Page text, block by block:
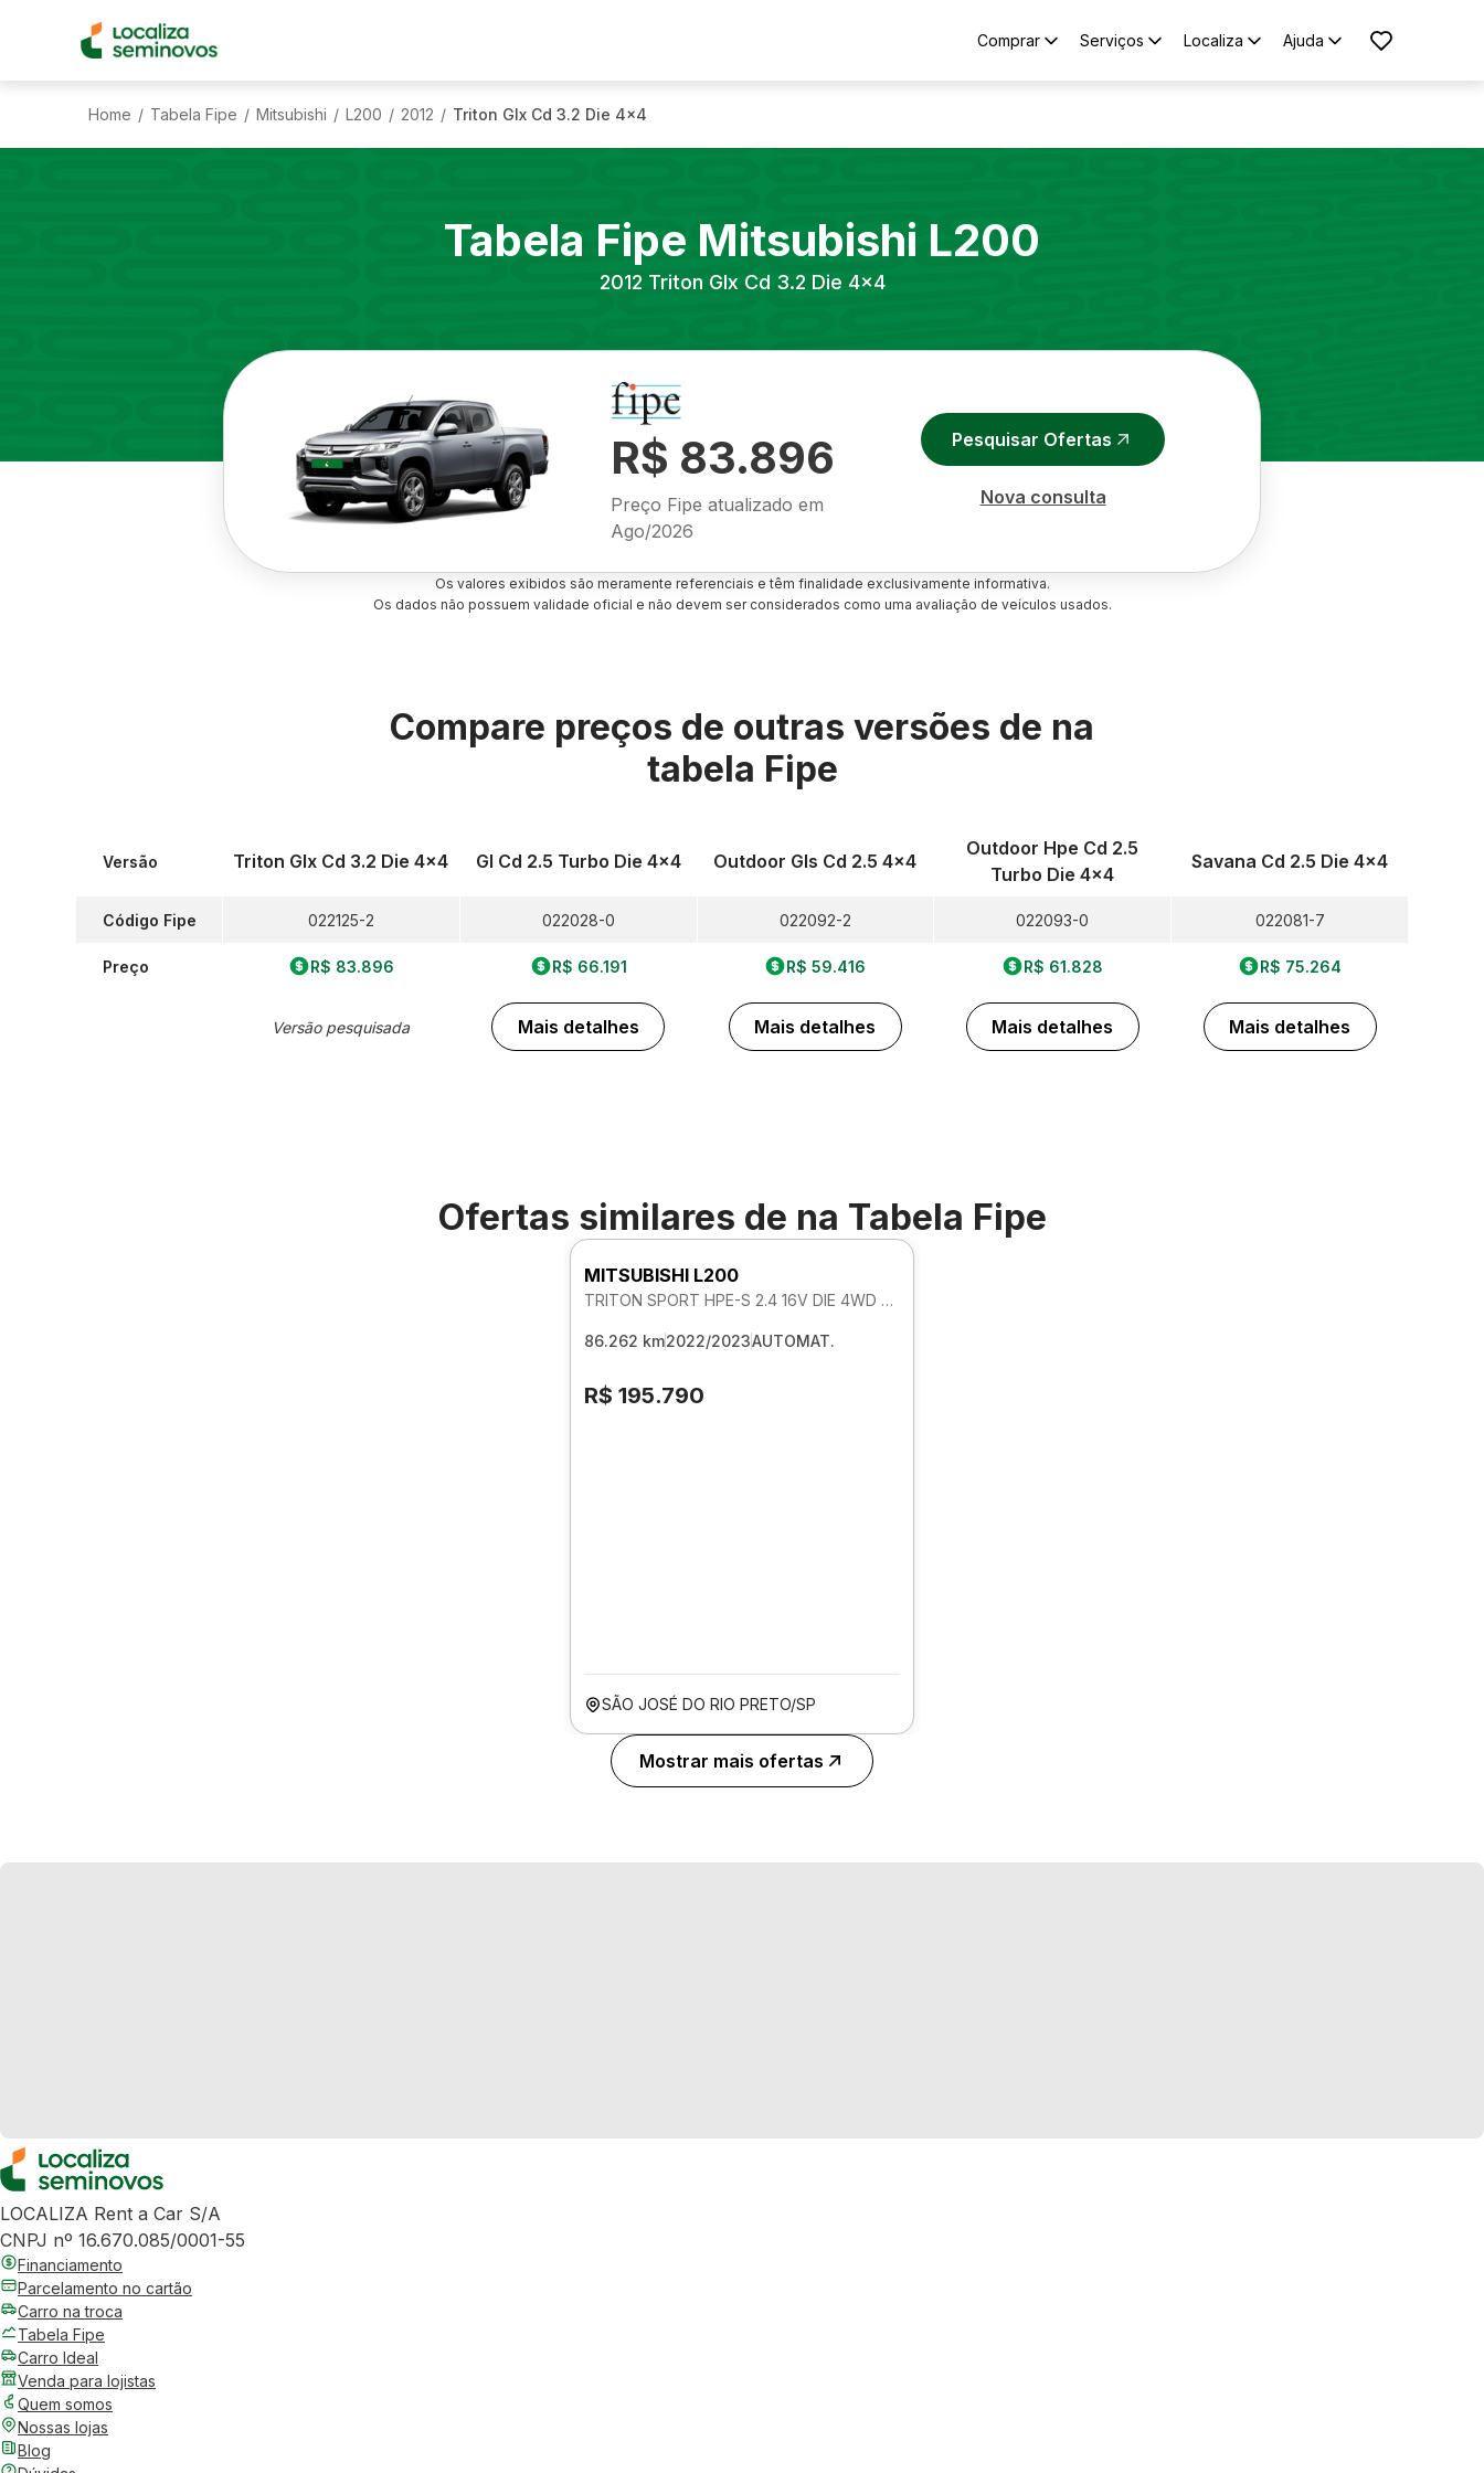
Comprar Serviços Localiza Ajuda
Home / Tabela Fipe / Mitsubishi / L200 / 2012 / Triton Glx Cd 3.2 Die 4x4
Tabela Fipe Mitsubishi L200
2012 Triton Glx Cd 3.2 Die 4x4
R$ 83.896
Preço Fipe atualizado em
Ago/2026
Pesquisar Ofertas
Nova consulta
Os valores exibidos são meramente referenciais e têm finalidade exclusivamente informativa.
Os dados não possuem validade oficial e não devem ser considerados como uma avaliação de veículos usados.
Compare preços de outras versões de na
tabela Fipe
Versão
Código Fipe
Preço
Triton Glx Cd 3.2 Die 4x4
022125-2
R$ 83.896
Versão pesquisada
Gl Cd 2.5 Turbo Die 4x4
022028-0
R$ 66.191
Mais detalhes
Outdoor Gls Cd 2.5 4x4
022092-2
R$ 59.416
Mais detalhes
Outdoor Hpe Cd 2.5
Turbo Die 4x4
022093-0
R$ 61.828
Mais detalhes
Savana Cd 2.5 Die 4x4
022081-7
R$ 75.264
Mais detalhes
Ofertas similares de na Tabela Fipe
MITSUBISHI L200
TRITON SPORT HPE-S 2.4 16V DIE 4WD AUTOMATICO
86.262 km2022/2023AUTOMAT.
R$ 195.790
SÃO JOSÉ DO RIO PRETO/SP
Mostrar mais ofertas
LOCALIZA Rent a Car S/A
CNPJ nº 16.670.085/0001-55
Financiamento
Parcelamento no cartão
Carro na troca
Tabela Fipe
Carro Ideal
Venda para lojistas
Quem somos
Nossas lojas
Blog